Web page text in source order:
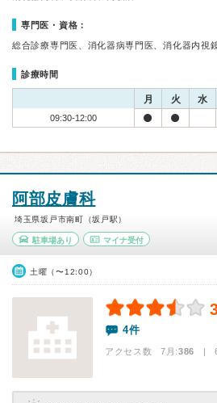
専門医・資格：
総合診療専門医、消化器病専門医、消化器内視
診療時間
月 火 水
09:30-12:00
阿部皮膚科
埼玉県坂戸市南町（坂戸駅）
駐車場あり マイナ受付
土曜（〜12:00）
4件
アクセス数 7月:386 | 6